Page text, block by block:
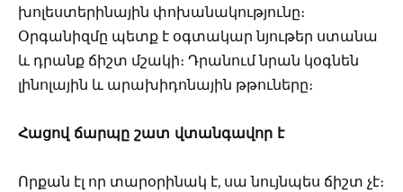
խոլեստերինային փոխանակությունը։
Օրգանիզմը պետք է օգտակար նյութեր ստանա
և դրանք ճիշտ մշակի։ Դրանում նրան կօգնեն
լինոլային և արախիդոնային թթուները։
Հացով ճարպը շատ վտանգավոր է
Որքան էլ որ տարօրինակ է, սա նույնպես ճիշտ չէ։